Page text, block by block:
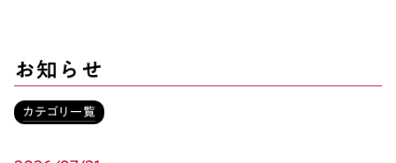
お知らせ
カテゴリ一覧